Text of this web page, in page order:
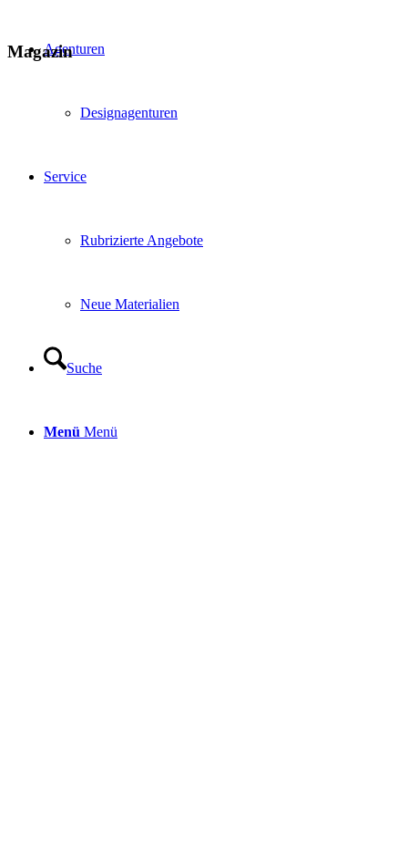
Agenturen
Designagenturen
Service
Rubrizierte Angebote
Neue Materialien
Suche
Menü Menü
Magazin